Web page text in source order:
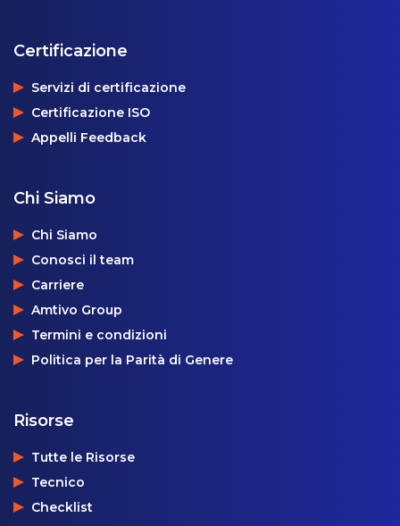
Certificazione
Servizi di certificazione
Certificazione ISO
Appelli Feedback
Chi Siamo
Chi Siamo
Conosci il team
Carriere
Amtivo Group
Termini e condizioni
Politica per la Parità di Genere
Risorse
Tutte le Risorse
Tecnico
Checklist